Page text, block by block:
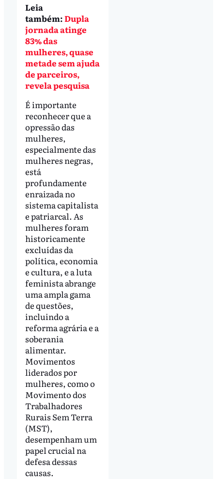
Leia
também:Dupla
jornada atinge
83% das
mulheres, quase
metade sem ajuda
de parceiros,
revela pesquisa
É importante
reconhecer que a
opressão das
mulheres,
especialmente das
mulheres negras,
está
profundamente
enraizada no
sistema capitalista
e patriarcal. As
mulheres foram
historicamente
excluídas da
política, economia
e cultura, e a luta
feminista abrange
uma ampla gama
de questões,
incluindo a
reforma agrária e a
soberania
alimentar.
Movimentos
liderados por
mulheres, como o
Movimento dos
Trabalhadores
Rurais Sem Terra
(MST),
desempenham um
papel crucial na
defesa dessas
causas.